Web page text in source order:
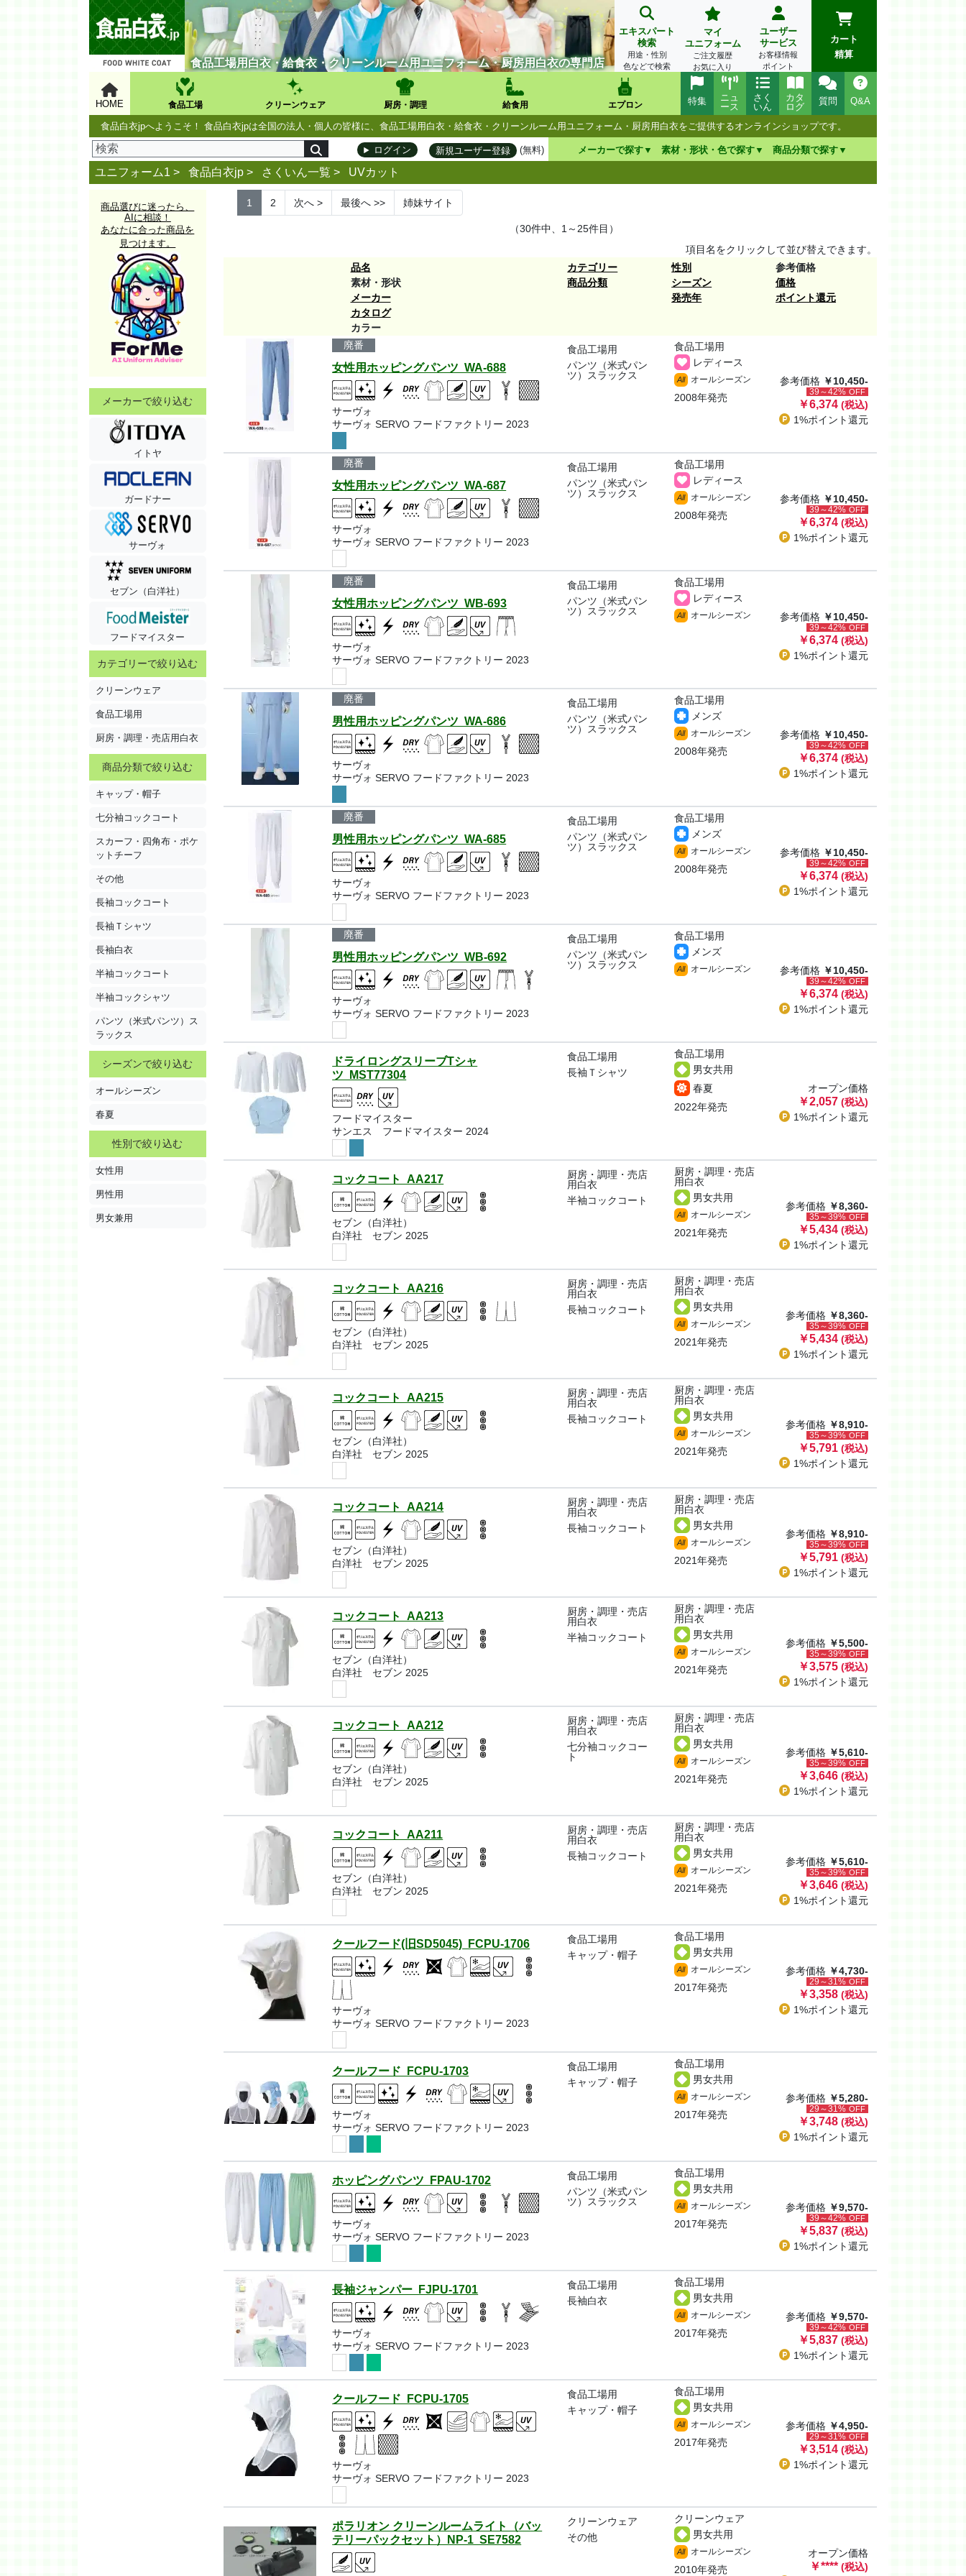
食品工場用白衣・給食衣・クリーンルーム用ユニフォーム・厨房用白衣の専門店
エキスパート
検索
用途・性別
色などで検索
マイ
ユニフォーム
ご注文履歴
お気に入り
ユーザー
サービス
お客様情報
ポイント
カート
精算
HOME 食品工場 クリーンウェア 厨房・調理 給食用 エプロン Q&A
質問
カタ
ログ
さく
いん
ニュ
ース
特集
食品白衣jpへようこそ！ 食品白衣jpは全国の法人・個人の皆様に、食品工場用白衣・給食衣・クリーンルーム用ユニフォーム・厨房用白衣をご提供するオンラインショップです。
ログイン 新規ユーザー登録 (無料) メーカーで探す 素材・形状・色で探す 商品分類で探す
ユニフォーム1 > 食品白衣jp > さくいん一覧 > UVカット
商品選びに迷ったら、
AIに相談！
あなたに合った商品を
見つけます。
メーカーで絞り込む
イトヤ
ガードナー
サーヴォ
セブン（白洋社）
フードマイスター
カテゴリーで絞り込む
クリーンウェア
食品工場用
厨房・調理・売店用白衣
商品分類で絞り込む
キャップ・帽子
七分袖コックコート
スカーフ・四角布・ポケ
ットチーフ
その他
長袖コックコート
長袖Ｔシャツ
長袖白衣
半袖コックコート
半袖コックシャツ
パンツ（米式パンツ）ス
ラックス
シーズンで絞り込む
オールシーズン
春夏
性別で絞り込む
女性用
男性用
男女兼用
1 2 次へ> 最後へ>> 姉妹サイト
（30件中、1～25件目）
項目名をクリックして並び替えできます。
品名
素材・形状
メーカー
カタログ
カラー
カテゴリー
商品分類
性別
シーズン
発売年
参考価格
価格
ポイント還元
廃番
女性用ホッピングパンツ WA-688
サーヴォ
サーヴォ SERVO フードファクトリー 2023
食品工場用
パンツ（米式パン
ツ）スラックス
食品工場用
レディース
All オールシーズン
2008年発売
参考価格 ￥10,450-
39～42% OFF
￥6,374 (税込)
1%ポイント還元
廃番
女性用ホッピングパンツ WA-687
サーヴォ
サーヴォ SERVO フードファクトリー 2023
食品工場用
パンツ（米式パン
ツ）スラックス
食品工場用
レディース
All オールシーズン
2008年発売
参考価格 ￥10,450-
39～42% OFF
￥6,374 (税込)
1%ポイント還元
廃番
女性用ホッピングパンツ WB-693
サーヴォ
サーヴォ SERVO フードファクトリー 2023
食品工場用
パンツ（米式パン
ツ）スラックス
食品工場用
レディース
All オールシーズン 参考価格 ￥10,450-
39～42% OFF
￥6,374 (税込)
1%ポイント還元
廃番
男性用ホッピングパンツ WA-686
サーヴォ
サーヴォ SERVO フードファクトリー 2023
食品工場用
パンツ（米式パン
ツ）スラックス
食品工場用
メンズ
All オールシーズン
2008年発売
参考価格 ￥10,450-
39～42% OFF
￥6,374 (税込)
1%ポイント還元
廃番
男性用ホッピングパンツ WA-685
サーヴォ
サーヴォ SERVO フードファクトリー 2023
食品工場用
パンツ（米式パン
ツ）スラックス
食品工場用
メンズ
All オールシーズン
2008年発売
参考価格 ￥10,450-
39～42% OFF
￥6,374 (税込)
1%ポイント還元
廃番
男性用ホッピングパンツ WB-692
サーヴォ
サーヴォ SERVO フードファクトリー 2023
食品工場用
パンツ（米式パン
ツ）スラックス
食品工場用
メンズ
All オールシーズン 参考価格 ￥10,450-
39～42% OFF
￥6,374 (税込)
1%ポイント還元
ドライロングスリーブTシャ
ツ MST77304
フードマイスター
サンエス フードマイスター 2024
食品工場用
長袖Ｔシャツ
食品工場用
男女共用
春夏
2022年発売
オープン価格
￥2,057 (税込)
1%ポイント還元
コックコート AA217
セブン（白洋社）
白洋社 セブン 2025
厨房・調理・売店
用白衣
半袖コックコート
厨房・調理・売店
用白衣
男女共用
All オールシーズン
2021年発売
参考価格 ￥8,360-
35～39% OFF
￥5,434 (税込)
1%ポイント還元
コックコート AA216
セブン（白洋社）
白洋社 セブン 2025
厨房・調理・売店
用白衣
長袖コックコート
厨房・調理・売店
用白衣
男女共用
All オールシーズン
2021年発売
参考価格 ￥8,360-
35～39% OFF
￥5,434 (税込)
1%ポイント還元
コックコート AA215
セブン（白洋社）
白洋社 セブン 2025
厨房・調理・売店
用白衣
長袖コックコート
厨房・調理・売店
用白衣
男女共用
All オールシーズン
2021年発売
参考価格 ￥8,910-
35～39% OFF
￥5,791 (税込)
1%ポイント還元
コックコート AA214
セブン（白洋社）
白洋社 セブン 2025
厨房・調理・売店
用白衣
長袖コックコート
厨房・調理・売店
用白衣
男女共用
All オールシーズン
2021年発売
参考価格 ￥8,910-
35～39% OFF
￥5,791 (税込)
1%ポイント還元
コックコート AA213
セブン（白洋社）
白洋社 セブン 2025
厨房・調理・売店
用白衣
半袖コックコート
厨房・調理・売店
用白衣
男女共用
All オールシーズン
2021年発売
参考価格 ￥5,500-
35～39% OFF
￥3,575 (税込)
1%ポイント還元
コックコート AA212
セブン（白洋社）
白洋社 セブン 2025
厨房・調理・売店
用白衣
七分袖コックコー
ト
厨房・調理・売店
用白衣
男女共用
All オールシーズン
2021年発売
参考価格 ￥5,610-
35～39% OFF
￥3,646 (税込)
1%ポイント還元
コックコート AA211
セブン（白洋社）
白洋社 セブン 2025
厨房・調理・売店
用白衣
長袖コックコート
厨房・調理・売店
用白衣
男女共用
All オールシーズン
2021年発売
参考価格 ￥5,610-
35～39% OFF
￥3,646 (税込)
1%ポイント還元
クールフード(旧SD5045) FCPU-1706
サーヴォ
サーヴォ SERVO フードファクトリー 2023
食品工場用
キャップ・帽子
食品工場用
男女共用
All オールシーズン
2017年発売
参考価格 ￥4,730-
29～31% OFF
￥3,358 (税込)
1%ポイント還元
クールフード FCPU-1703
サーヴォ
サーヴォ SERVO フードファクトリー 2023
食品工場用
キャップ・帽子
食品工場用
男女共用
All オールシーズン
2017年発売
参考価格 ￥5,280-
29～31% OFF
￥3,748 (税込)
1%ポイント還元
ホッピングパンツ FPAU-1702
サーヴォ
サーヴォ SERVO フードファクトリー 2023
食品工場用
パンツ（米式パン
ツ）スラックス
食品工場用
男女共用
All オールシーズン
2017年発売
参考価格 ￥9,570-
39～42% OFF
￥5,837 (税込)
1%ポイント還元
長袖ジャンパー FJPU-1701
サーヴォ
サーヴォ SERVO フードファクトリー 2023
食品工場用
長袖白衣
食品工場用
男女共用
All オールシーズン
2017年発売
参考価格 ￥9,570-
39～42% OFF
￥5,837 (税込)
1%ポイント還元
クールフード FCPU-1705
サーヴォ
サーヴォ SERVO フードファクトリー 2023
食品工場用
キャップ・帽子
食品工場用
男女共用
All オールシーズン
2017年発売
参考価格 ￥4,950-
29～31% OFF
￥3,514 (税込)
1%ポイント還元
ポラリオン クリーンルームライト（バッ
テリーパックセット）NP-1 SE7582
クリーンウェア
その他
クリーンウェア
男女共用
All オールシーズン
2010年発売
オープン価格
￥**** (税込)